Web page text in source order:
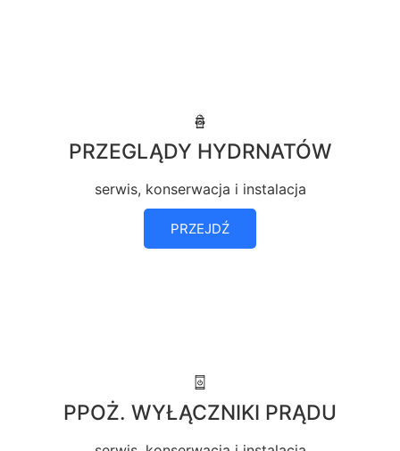
PRZEGLĄDY HYDRNATÓW
serwis, konserwacja i instalacja
PRZEJDŹ
PPOŻ. WYŁĄCZNIKI PRĄDU